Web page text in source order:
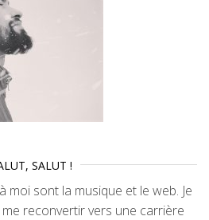
SALUT !
moi sont la musique et le web. Je
me reconvertir vers une carrière